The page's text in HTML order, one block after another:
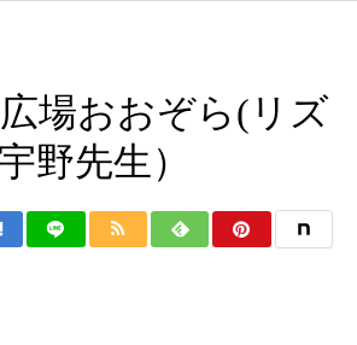
場おおぞら(リズ
野先生）